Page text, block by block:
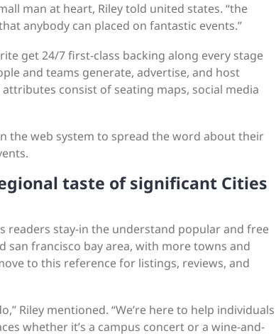
man at heart, Riley told united states. “the
anybody can placed on fantastic events.”
get 24/7 first-class backing along every stage
and teams generate, advertise, and host
consist of seating maps, social media
the web system to spread the word about their
taste of significant Cities
readers stay-in the understand popular and free
san francisco bay area, with more towns and
to this reference for listings, reviews, and
Riley mentioned. “We’re here to help individuals
whether it’s a campus concert or a wine-and-